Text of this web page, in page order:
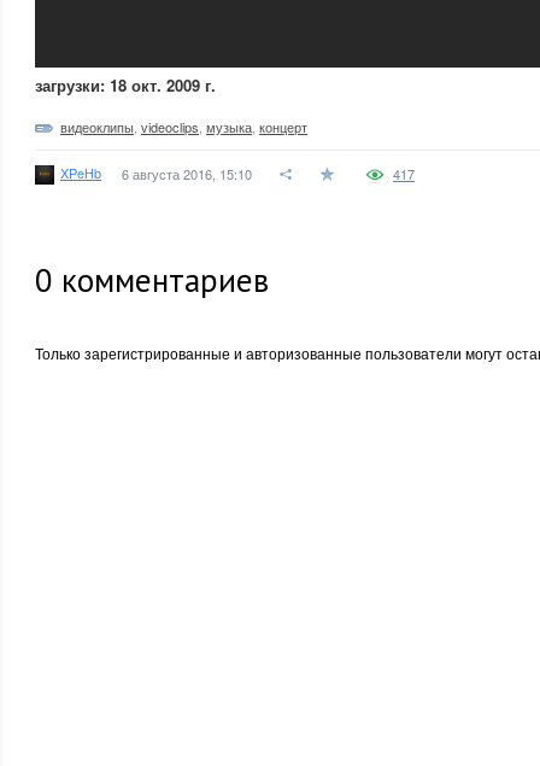
загрузки: 18 окт. 2009 г.
видеоклипы videoclips музыка концерт
XPeHb 6 августа 2016, 15:10 417
0 комментариев
Только зарегистрированные и авторизованные пользователи могут